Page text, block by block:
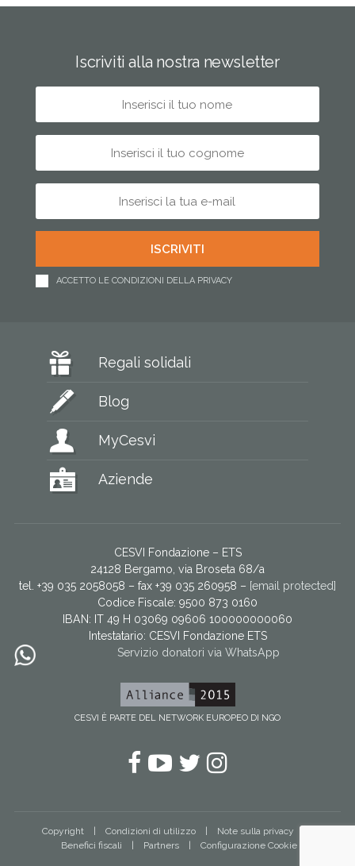
Iscriviti alla nostra newsletter
ACCETTO LE CONDIZIONI DELLA PRIVACY
Regali solidali
Blog
MyCesvi
Aziende
CESVI Fondazione – ETS
24128 Bergamo, via Broseta 68/a
tel. +39 035 2058058 – fax +39 035 260958 – [email protected]
Codice Fiscale: 9500 873 0160
IBAN: IT 49 H 03069 09606 100000000060
Intestatario: CESVI Fondazione ETS
Servizio donatori via WhatsApp
CESVI È PARTE DEL NETWORK EUROPEO DI NGO
Facebook
YouTube
Twitter
Instagram
Copyright Condizioni di utilizzo
Note sulla privacy
Benefici fiscali
Partners Configurazione Cookie